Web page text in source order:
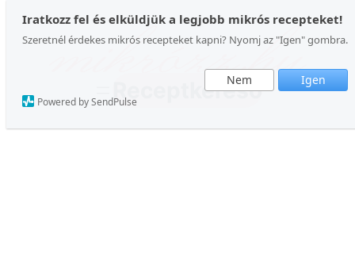
Iratkozz fel és elküldjük a legjobb mikrós recepteket!
Szeretnél érdekes mikrós recepteket kapni? Nyomj az "Igen" gombra.
Nem Igen
Powered by SendPulse
Ugrás
Receptkereső